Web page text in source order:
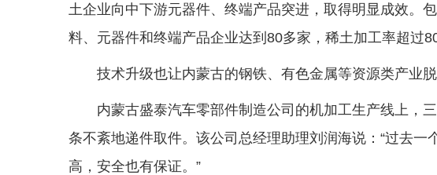
土企业向中下游元器件、终端产品突进，取得明显成效。
料、元器件和终端产品企业达到80多家，稀土加工率超过
技术升级也让内蒙古的钢铁、有色金属等资源类产业
内蒙古盛泰汽车零部件制造公司的机加工生产线上，
条不紊地递件取件。该公司总经理助理刘润海说：“过去一
高，安全也有保证。”